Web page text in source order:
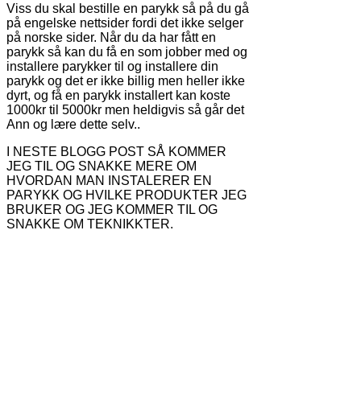
Viss du skal bestille en parykk så på du gå
på engelske nettsider fordi det ikke selger
på norske sider. Når du da har fått en
parykk så kan du få en som jobber med og
installere parykker til og installere din
parykk og det er ikke billig men heller ikke
dyrt, og få en parykk installert kan koste
1000kr til 5000kr men heldigvis så går det
Ann og lære dette selv..
I NESTE BLOGG POST SÅ KOMMER
JEG TIL OG SNAKKE MERE OM
HVORDAN MAN INSTALERER EN
PARYKK OG HVILKE PRODUKTER JEG
BRUKER OG JEG KOMMER TIL OG
SNAKKE OM TEKNIKKTER.